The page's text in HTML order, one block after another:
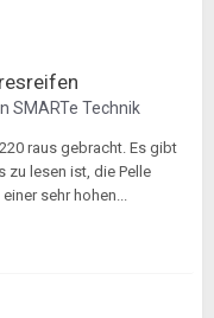
SMARTe Technik
raus gebracht. Es gibt
zu lesen ist, die Pelle
sehr hohen...